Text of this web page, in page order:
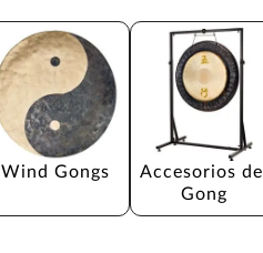
Wind Gongs
Accesorios de
Gong